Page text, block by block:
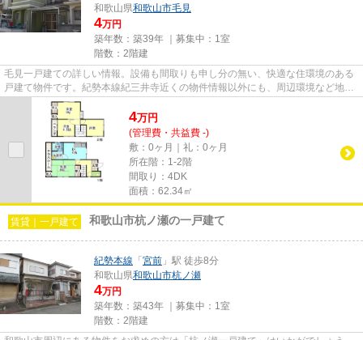
和歌山県和歌山市毛見
4万円
築年数：築39年 ｜募集中： 1室
階数：2階建
毛見一戸建ての詳しい情報。設備も間取りも申し分の無い、快適な住環境のある
戸建て物件です。紀勢本線紀三井寺近くの物件情報以外にも、周辺環境など地元
に詳しいので、初めてこのエ...
4万円
(管理費・共益費 -)
敷：0ヶ月｜礼：0ヶ月
所在階：1-2階
間取り：4DK
面積：62.34㎡
賃貸｜一戸建て 和歌山市杭ノ瀬の一戸建て
紀勢本線 「 宮前 」駅 徒歩8分
和歌山県和歌山市杭ノ瀬
4万円
築年数：築43年 ｜募集中： 1室
階数：2階建